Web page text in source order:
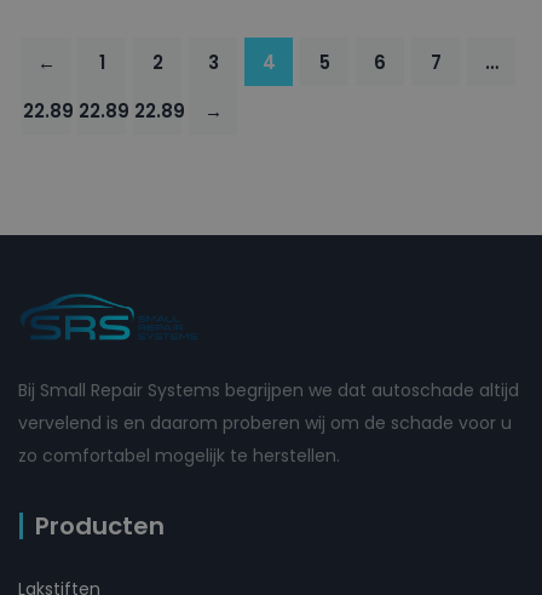
← 1 2 3 4 5 6 7
…
22.89522.89622.897 →
Bij Small Repair Systems begrijpen we dat autoschade altijd
vervelend is en daarom proberen wij om de schade voor u
zo comfortabel mogelijk te herstellen.
Producten
Lakstiften